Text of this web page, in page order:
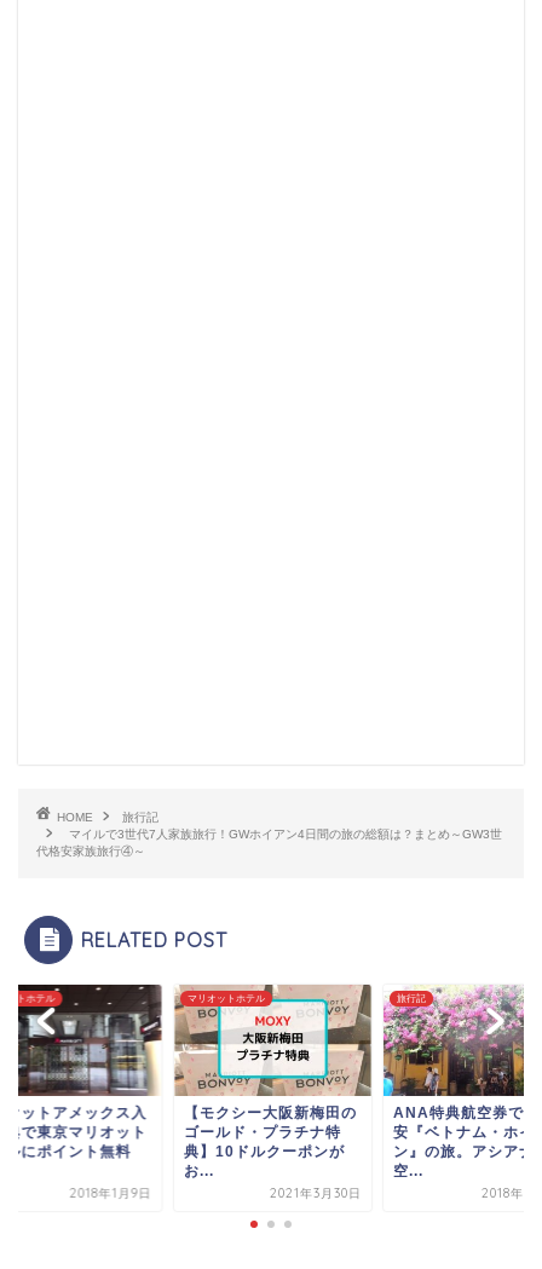
HOME
旅行記
マイルで3世代7人家族旅行！GWホイアン4日間の旅の総額は？まとめ～GW3世
代格安家族旅行④～
RELATED POST
ットホテル
オットアメックス入
典で東京マリオット
ルにポイント無料
2018年1月9日
マリオットホテル
【モクシー大阪新梅田の
ゴールド・プラチナ特
典】10ドルクーポンが
お...
2021年3月30日
旅行記
ANA特典航空券で行
安『ベトナム・ホイ
ン』の旅。アシアナ
空...
2018年5